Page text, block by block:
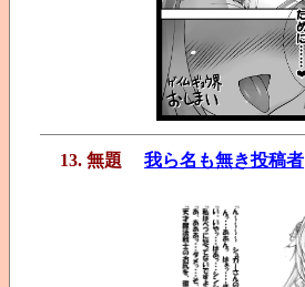
13. 無題 我ら名も無き投稿者